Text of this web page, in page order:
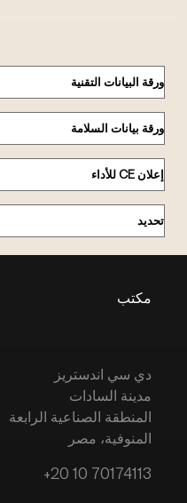
ورقة البيانات التقنية
ورقة بيانات السلامة
إعلان CE للأداء
تحديد
مكتب
دي سي اندستريز
مدينة السادات
المنطقة الصناعية الرابعة
المنوفية، مصر
+20 10 70174113